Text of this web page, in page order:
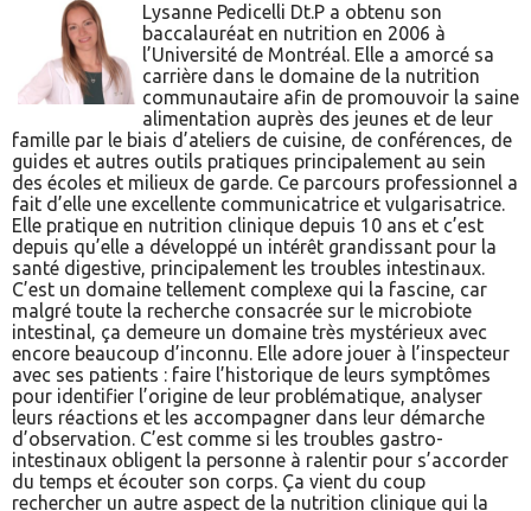
Lysanne Pedicelli Dt.P a obtenu son
baccalauréat en nutrition en 2006 à
l’Université de Montréal. Elle a amorcé sa
carrière dans le domaine de la nutrition
communautaire afin de promouvoir la saine
alimentation auprès des jeunes et de leur
famille par le biais d’ateliers de cuisine, de conférences, de
guides et autres outils pratiques principalement au sein
des écoles et milieux de garde. Ce parcours professionnel a
fait d’elle une excellente communicatrice et vulgarisatrice.
Elle pratique en nutrition clinique depuis 10 ans et c’est
depuis qu’elle a développé un intérêt grandissant pour la
santé digestive, principalement les troubles intestinaux.
C’est un domaine tellement complexe qui la fascine, car
malgré toute la recherche consacrée sur le microbiote
intestinal, ça demeure un domaine très mystérieux avec
encore beaucoup d’inconnu. Elle adore jouer à l’inspecteur
avec ses patients : faire l’historique de leurs symptômes
pour identifier l’origine de leur problématique, analyser
leurs réactions et les accompagner dans leur démarche
d’observation. C’est comme si les troubles gastro-
intestinaux obligent la personne à ralentir pour s’accorder
du temps et écouter son corps. Ça vient du coup
rechercher un autre aspect de la nutrition clinique qui la